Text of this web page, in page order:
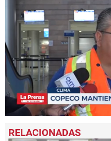
seconds
of